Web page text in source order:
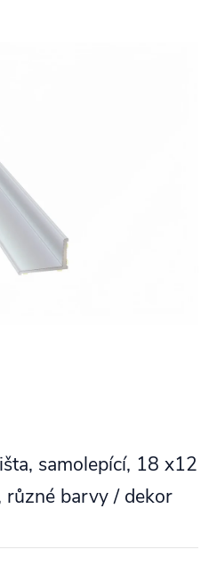
samolepící, 18 x12
barvy / dekor